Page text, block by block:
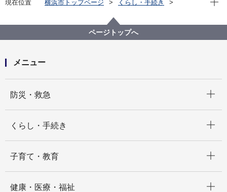
現在位置 横浜市トップページ
くらし・手続き
ごみと資源の分け方・出し方
お申込みに係る注意事項
ウィルスを含むおう吐物等が付着した粗大ごみの処理
ページトップへ
メニュー
防災・救急
くらし・手続き
子育て・教育
健康・医療・福祉